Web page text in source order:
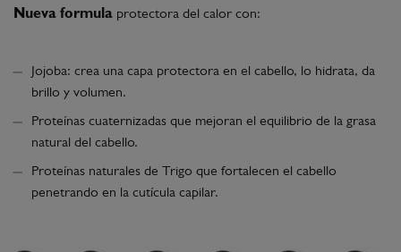
Nueva formula protectora del calor con:
Jojoba: crea una capa protectora en el cabello, lo hidrata, da
brillo y volumen.
Proteínas cuaternizadas que mejoran el equilibrio de la grasa
natural del cabello.
Proteínas naturales de Trigo que fortalecen el cabello
penetrando en la cutícula capilar.